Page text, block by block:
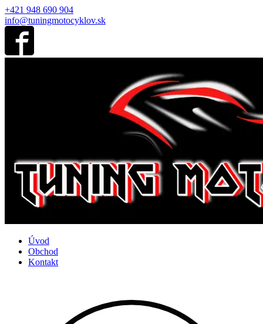
+421 948 690 904
info@tuningmotocyklov.sk
Úvod
Obchod
Kontakt